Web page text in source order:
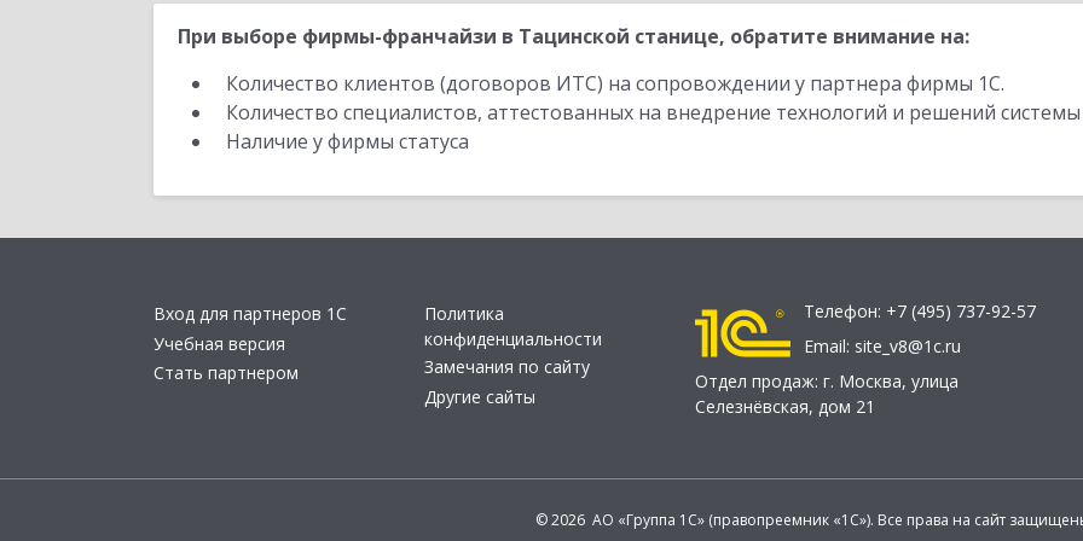
При выборе фирмы-франчайзи в Тацинской станице, обратите внимание на:
Количество клиентов (договоров ИТС) на сопровождении у партнера фирмы 1С.
Количество специалистов, аттестованных на внедрение технологий и решений
Наличие у фирмы статуса
Вход для партнеров 1С
Учебная версия
Стать партнером
Политика
конфиденциальности
Замечания по сайту
Другие сайты
Телефон: +7 (495) 737-92-57
Email: site_v8@1c.ru
Отдел продаж: г. Москва, улица
Селезнёвская, дом 21
© 2026 АО «Группа 1С» (правопреемник «1С»). Все права на сайт